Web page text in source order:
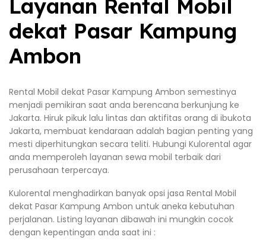
Layanan Rental Mobil
dekat Pasar Kampung
Ambon
Rental Mobil dekat Pasar Kampung Ambon semestinya
menjadi pemikiran saat anda berencana berkunjung ke
Jakarta. Hiruk pikuk lalu lintas dan aktifitas orang di ibukota
Jakarta, membuat kendaraan adalah bagian penting yang
mesti diperhitungkan secara teliti. Hubungi Kulorental agar
anda memperoleh layanan sewa mobil terbaik dari
perusahaan terpercaya.
Kulorental menghadirkan banyak opsi jasa Rental Mobil
dekat Pasar Kampung Ambon untuk aneka kebutuhan
perjalanan. Listing layanan dibawah ini mungkin cocok
dengan kepentingan anda saat ini :